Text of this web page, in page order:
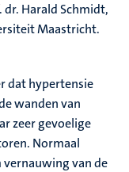
Harald Schmidt,
Maastricht.
dat hypertensie
wanden van
zeer gevoelige
Normaal
van de